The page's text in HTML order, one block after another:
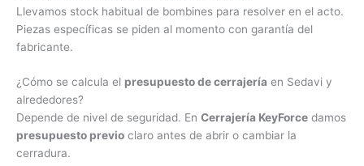
Llevamos stock habitual de bombines para resolver en el acto.
Piezas específicas se piden al momento con garantía del
fabricante.
¿Cómo se calcula el presupuesto de cerrajería en Sedavi y
alrededores?
Depende de nivel de seguridad. En Cerrajería KeyForce damos
presupuesto previo claro antes de abrir o cambiar la
cerradura.